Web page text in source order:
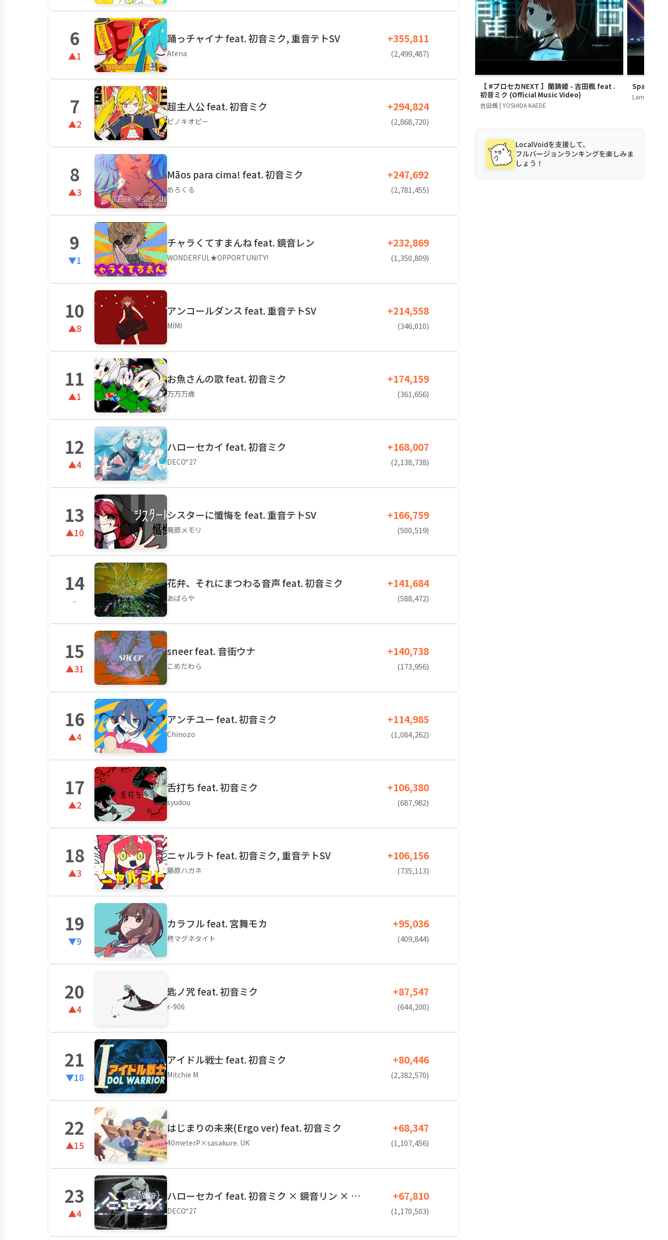
6
▲1
踊っチャイナ feat. 初音ミク, 重音テトSV
Atena
+355,811
(2,499,487)
7
▲2
超主人公 feat. 初音ミク
ピノキオピー
+294,824
(2,868,720)
8
▲3
Mãos para cima! feat. 初音ミク
めろくる
+247,692
(2,781,455)
9
▼1
チャラくてすまんね feat. 鏡音レン
WONDERFUL★OPPORTUNITY!
+232,869
(1,350,809)
10
▲8
アンコールダンス feat. 重音テトSV
MIMI
+214,558
(346,010)
11
▲1
お魚さんの歌 feat. 初音ミク
万万万歳
+174,159
(361,656)
12
▲4
ハローセカイ feat. 初音ミク
DECO*27
+168,007
(2,138,738)
13
▲10
シスターに懺悔を feat. 重音テトSV
廃原メモリ
+166,759
(500,519)
14
-
花弁、それにまつわる音声 feat. 初音ミク
あばらや
+141,684
(588,472)
15
▲31
sneer feat. 音街ウナ
こめだわら
+140,738
(173,956)
16
▲4
アンチユー feat. 初音ミク
Chinozo
+114,985
(1,084,262)
17
▲2
舌打ち feat. 初音ミク
syudou
+106,380
(687,982)
18
▲3
ニャルラト feat. 初音ミク, 重音テトSV
藤原ハガネ
+106,156
(735,113)
19
▼9
カラフル feat. 宮舞モカ
柊マグネタイト
+95,036
(409,844)
20
▲4
匙ノ咒 feat. 初音ミク
r-906
+87,547
(644,200)
21
▼18
アイドル戦士 feat. 初音ミク
Mitchie M
+80,446
(2,382,570)
22
▲15
はじまりの未来(Ergo ver) feat. 初音ミク
40meterP×sasakure. UK
+68,347
(1,107,456)
23
▲4
ハローセカイ feat. 初音ミク × 鏡音リン × …
DECO*27
+67,810
(1,170,503)
【 #プロセカNEXT 】蘭鋳姫 - 吉田楓 feat .
初音ミク (Official Music Video)
吉田楓 | YOSHIDA KAEDE
Sparkle
LamazeP
LocalVoidを支援して、
フルバージョンランキングを楽しみま
しょう！